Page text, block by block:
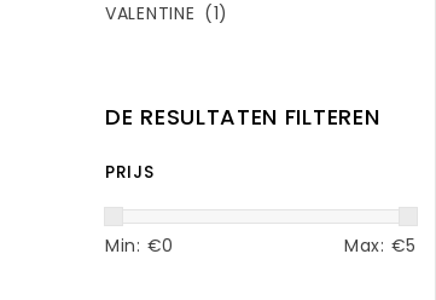
VALENTINE (1)
DE RESULTATEN FILTEREN
PRIJS
Min: €0 Max: €5